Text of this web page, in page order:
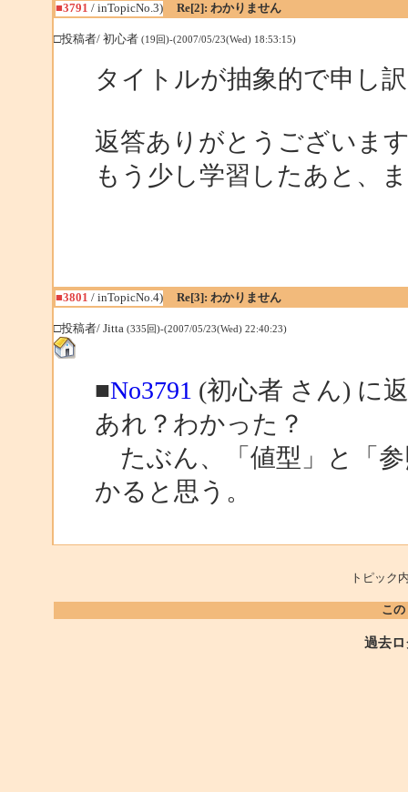
■3791 / inTopicNo.3) Re[2]: わかりません
□投稿者/ 初心者 (19回)-(2007/05/23(Wed) 18:53:15)
タイトルが抽象的で申し
返答ありがとうございま
もう少し学習したあと、
■3801 / inTopicNo.4) Re[3]: わかりません
□投稿者/ Jitta (335回)-(2007/05/23(Wed) 22:40:23)
■No3791 (初心者 さん) に
あれ？わかった？
たぶん、「値型」と「
かると思う。
トピッ
こ
過去